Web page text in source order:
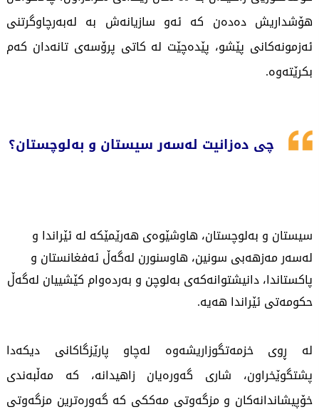
هۆشداریش دەدەن کە ئەو سازیانەش بە لەبەرچاوگرتنی
ئەزمونەکانی پێشو، پێدەچێت لە کاتی پرۆسەی تانەدان کەم
بکرێتەوە.
چی دەزانیت لەسەر سیستان و بەلوچستان؟
سیستان و بەلوچستان، هاوشێوەی هەرێمێکە لە ئێراندا و
لەسەر مەزهەبی سونین، هاوسنورن لەگەڵ ئەفغانستان و
پاکستاندا، دانیشتوانەکەی بەلوچن و بەردەوام کێشيیان لەگەڵ
حکومەتی ئێراندا هەیە.
لە ڕوی خزمەتگوزاریشەوە لەچاو پارێزگاکانی دیکەدا
پشتگوێخراون، شاری گەورەیان زاهیدانە، کە مەڵبەندی
خۆپیشاندانەکان و مزگەوتی مەککی کە گەورەترین مزگەوتی